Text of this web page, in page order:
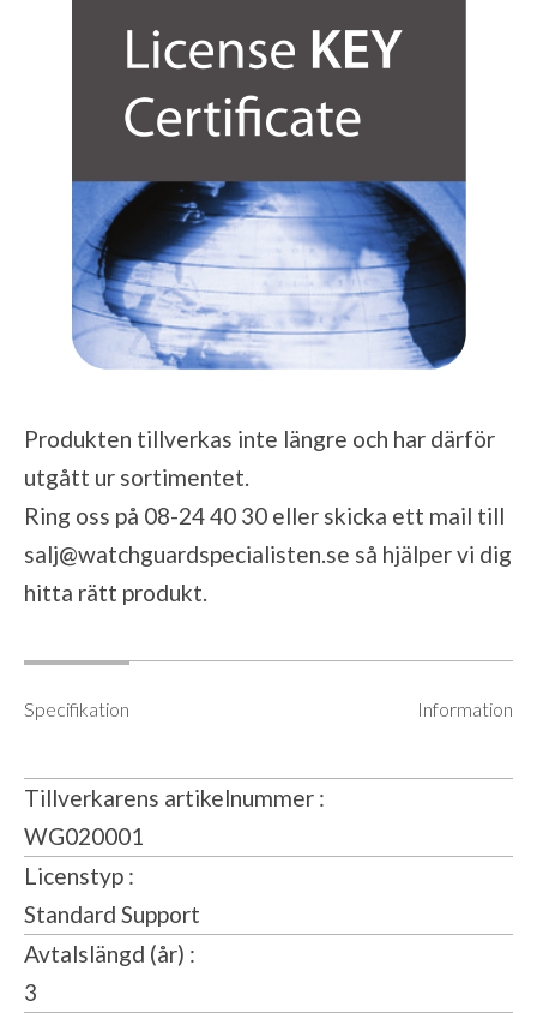
Produkten tillverkas inte längre och har därför
utgått ur sortimentet.
Ring oss på 08-24 40 30 eller skicka ett mail till
salj@watchguardspecialisten.se så hjälper vi dig
hitta rätt produkt.
Specifikation Information
Tillverkarens artikelnummer
WG020001
Licenstyp
Standard Support
Avtalslängd (år)
3